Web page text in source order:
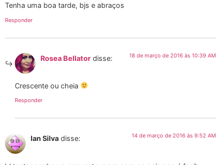
Tenha uma boa tarde, bjs e abraços
Responder
Rosea Bellator disse: 18 de março de 2016 às 10:39 AM
Crescente ou cheia
Responder
Ian Silva disse: 14 de março de 2016 às 9:52 AM